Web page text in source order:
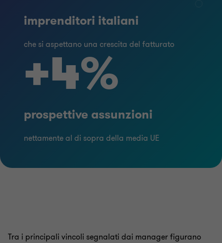
imprenditori italiani
che si aspettano una crescita del fatturato
+4%
prospettive assunzioni
nettamente al di sopra della media UE
Tra i principali vincoli segnalati dai manager figurano